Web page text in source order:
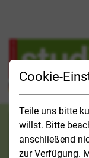
Cookie-
Teile uns bitte
willst. Bitte
anschließend
zur Verfügung.
Search category